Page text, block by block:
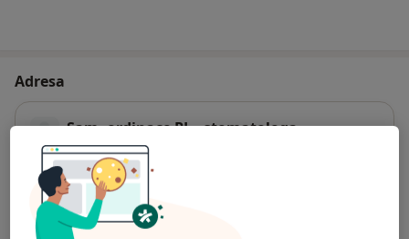
Adresa
Sam. ordinace PL - stomatologa
U stadionu 1166,
Přiblížit mapu